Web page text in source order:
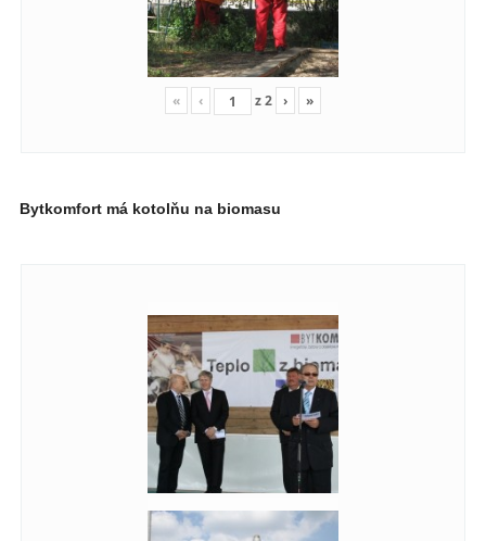
« ‹ z2 › »
Bytkomfort má kotolňu na biomasu